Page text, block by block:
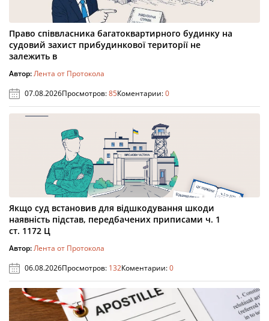
Право співвласника багатоквартирного будинку на
судовий захист прибудинкової території не
залежить в
Автор:Лента от Протокола
07.08.2026Просмотров:85Коментарии:0
Якщо суд встановив для відшкодування шкоди
наявність підстав, передбачених приписами ч. 1
ст. 1172 Ц
Автор:Лента от Протокола
06.08.2026Просмотров: 132Коментарии:0